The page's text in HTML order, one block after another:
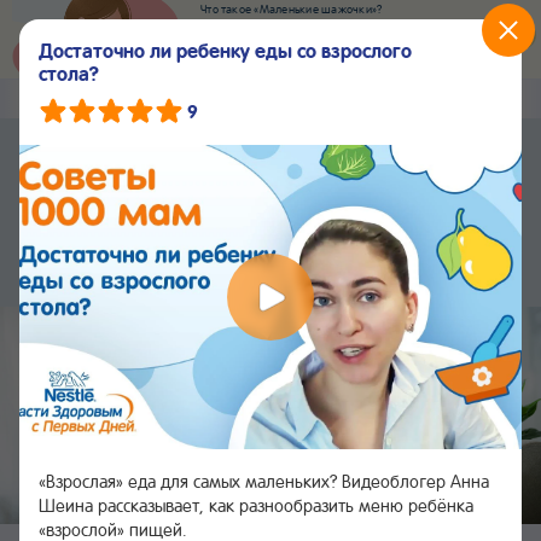
Что такое «Маленькие шажочки»?
Попробовать сейчас
Nestlé Baby &me Сервисы
Приложение Nestlé Baby&me
Еще быстрее и удобнее
Установить
Чат
Достаточно ли ребенку еды со взрослого
стола?
9
«Взрослая» еда для самых маленьких? Видеоблогер Анна
Шеина рассказывает, как разнообразить меню ребёнка
«взрослой» пищей.